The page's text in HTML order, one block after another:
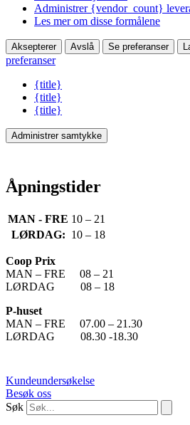
Administrer {vendor_count}
Les mer om disse formålene
Aksepterer Avslå Se preferanser
preferanser
{title}
{title}
{title}
Administrer samtykke
Åpningstider
MAN - FRE 10 – 21
LØRDAG: 10 – 18
Coop Prix
MAN – FRE 08 – 21
LØRDAG 08 – 18
P-huset
MAN – FRE 07.00 – 21.30
LØRDAG 08.30 -18.30
Kundeundersøkelse
Besøk oss
Søk